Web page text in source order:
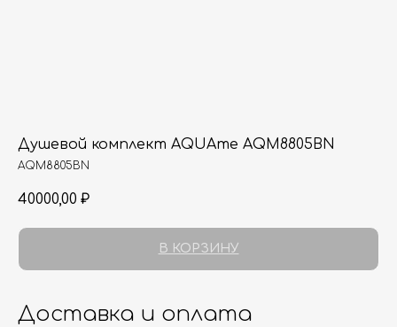
Душевой комплект AQUAme AQM8805BN
AQM8805BN
40000,00 ₽
В КОРЗИНУ
Доставка и оплата